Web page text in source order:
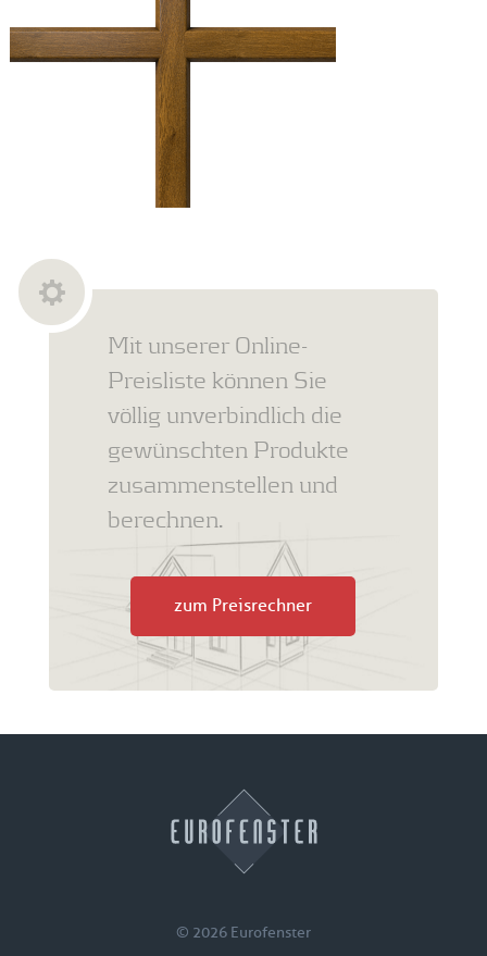
Mit unserer Online-
Preisliste können Sie
völlig unverbindlich die
gewünschten Produkte
zusammenstellen und
berechnen.
zum Preisrechner
© 2026 Eurofenster